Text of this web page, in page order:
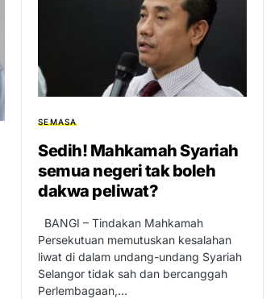
SEMASA
Sedih! Mahkamah Syariah
semua negeri tak boleh
dakwa peliwat?
BANGI – Tindakan Mahkamah
Persekutuan memutuskan kesalahan
liwat di dalam undang-undang Syariah
Selangor tidak sah dan bercanggah
Perlembagaan,…